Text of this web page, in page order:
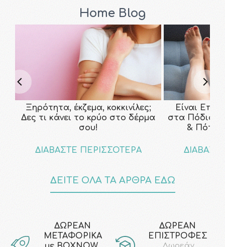
Home Blog
Ξηρότητα, έκζεμα, κοκκινίλες;
Δες τι κάνει το κρύο στο δέρμα
σου!
ΔΙΑΒΑΣΤΕ ΠΕΡΙΣΣΟΤΕΡΑ
Είναι
στα Πόδια;
& Πότε
ΔΕΙΤΕ ΟΛΑ ΤΑ ΑΡΘΡΑ ΕΔΩ
ΔΩΡΕΑΝ
ΜΕΤΑΦΟΡΙΚΑ
ΔΩΡΕΑΝ
ΕΠΙΣΤΡΟΦΕΣ